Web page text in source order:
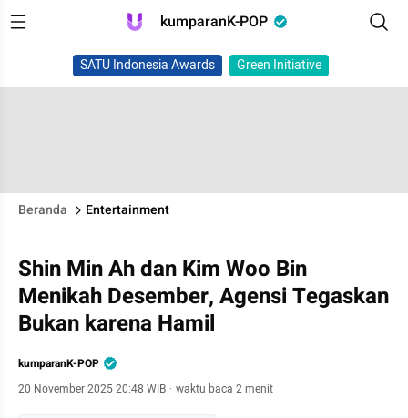
kumparanK-POP
SATU Indonesia Awards Green Initiative
Beranda Entertainment
Shin Min Ah dan Kim Woo Bin
Menikah Desember, Agensi Tegaskan
Bukan karena Hamil
kumparanK-POP
20 November 2025 20:48 WIB · waktu baca 2 menit